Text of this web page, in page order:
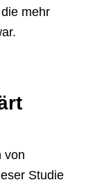
mehr
von
Studie